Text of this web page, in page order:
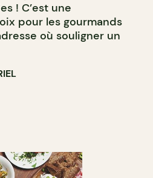
! C’est une
pour les gourmands
où souligner un